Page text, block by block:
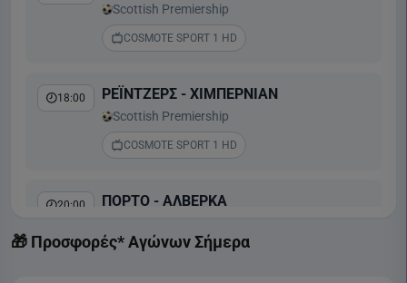
Scottish Premiership
COSMOTE SPORT 1 HD
18:00 ΡΕΪΝΤΖΕΡΣ - ΧΙΜΠΕΡΝΙΑΝ
Scottish Premiership
COSMOTE SPORT 1 HD
20:00 ΠΟΡΤΟ - ΑΛΒΕΡΚΑ
COSMOTE SPORT 2 HD
🎁 Προσφορές* Αγώνων Σήμερα